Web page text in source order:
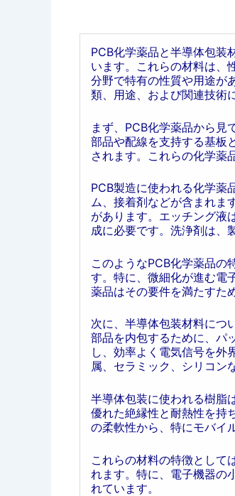
PCB化学薬品と半導体包装
います。これらの材料は、
分野で特有の性質や用途が
類、用途、および関連技術
まず、PCB化学薬品から
部品や配線を支持する基板
されます。これらの化学薬
PCB製造に使われる化学薬
ム、接着剤などが含まれま
があります。エッチング液
成に必要です。洗浄剤は、
このようなPCB化学薬品の
す。特に、微細化が進む電
薬品はその要件を満たすた
次に、半導体包装材料につ
部品を内包するために、パ
し、効率よく電気信号を外
属、セラミック、シリコン
半導体包装に使われる樹脂
優れた絶縁性と耐熱性を持
の柔軟性から、特にモバイ
これらの材料の特徴として
れます。特に、電子機器の
れています。